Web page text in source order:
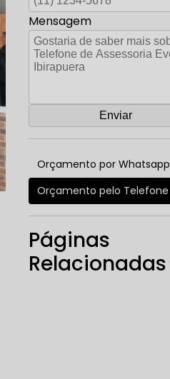
Mensagem
Orçamento por Whatsapp
Orçamento pelo Telefone
Páginas
Relacionadas